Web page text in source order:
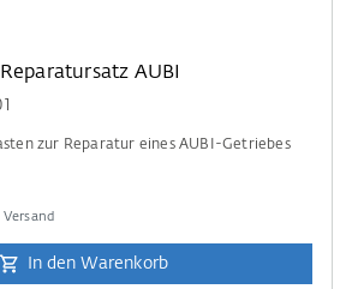
AUBI
zur Reparatur eines AUBI-Getriebes
Versand
In den Warenkorb